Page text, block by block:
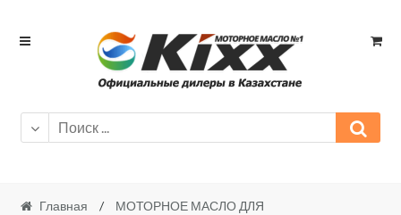
Skip
Skip
Главная /
МОТОРНОЕ МАСЛО ДЛЯ